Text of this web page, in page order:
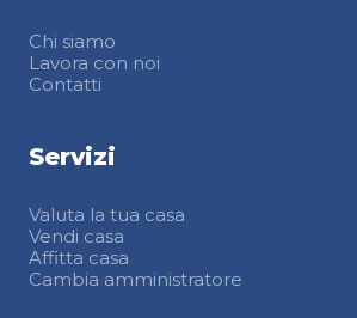
Chi siamo
Lavora con noi
Contatti
Servizi
Valuta la tua casa
Vendi casa
Affitta casa
Cambia amministratore